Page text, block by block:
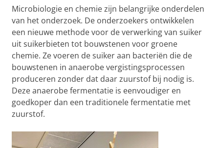
Microbiologie en chemie zijn belangrijke onderdelen
van het onderzoek. De onderzoekers ontwikkelen
een nieuwe methode voor de verwerking van suiker
uit suikerbieten tot bouwstenen voor groene
chemie. Ze voeren de suiker aan bacteriën die de
bouwstenen in anaerobe vergistingsprocessen
produceren zonder dat daar zuurstof bij nodig is.
Deze anaerobe fermentatie is eenvoudiger en
goedkoper dan een traditionele fermentatie met
zuurstof.